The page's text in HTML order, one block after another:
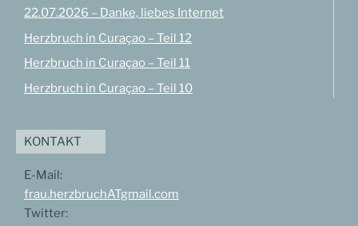
22.07.2026 – Danke, liebes Internet
Herzbruch in Curaçao – Teil 12
Herzbruch in Curaçao – Teil 11
Herzbruch in Curaçao – Teil 10
KONTAKT
E-Mail:
frau.herzbruchATgmail.com
Twitter: